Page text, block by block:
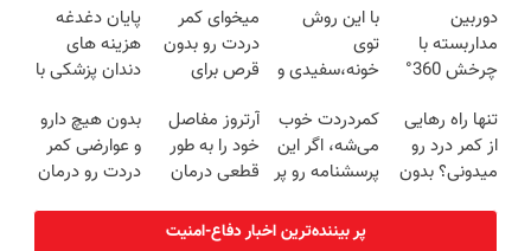
روزه ساخت!
(◂پرسش‌نامه)
🔥 پرداخت
درب منزل
دوربین
مداربسته با
چرخش 360°
(ضمانت
تعویض +
پرداخت درب
با این روش
توی
خونه،سفیدی و
برگردون
(40%off)
میخوای کمر
دردت رو بدون
قرص برای
کنی؟
(◂پرسش‌نامه
رو پر کن)
پایان دغدغه
هزینه های
دندان پزشکی با
کننده خانگی
تنها راه رهایی
از کمر درد رو
میدونی؟ بدون
کمردردت خوب
می‌شه، اگر این
پرسشنامه رو پر
آرتروز مفاصل
خود را به طور
قطعی درمان
◗پرسش‌نامه◖
بدون هیچ دارو
و عوارضی کمر
دردت رو درمان
پر بیننده‌ترین اخبار دفاع-امنیت